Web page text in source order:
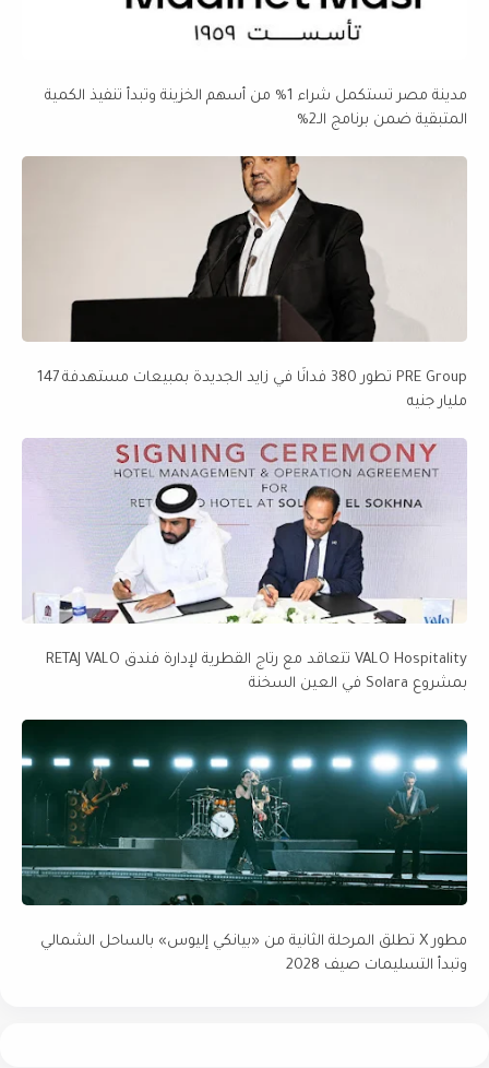
مدينة مصر تستكمل شراء 1% من أسهم الخزينة وتبدأ تنفيذ الكمية
المتبقية ضمن برنامج الـ2%
PRE Group تطور 380 فدانًا في زايد الجديدة بمبيعات مستهدفة 147
مليار جنيه
VALO Hospitality تتعاقد مع رتاج القطرية لإدارة فندق RETAJ VALO
بمشروع Solara في العين السخنة
مطور X تطلق المرحلة الثانية من «بيانكي إليوس» بالساحل الشمالي
وتبدأ التسليمات صيف 2028